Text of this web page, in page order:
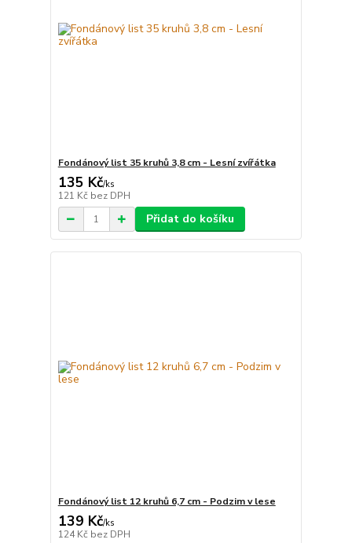
Fondánový list 35 kruhů 3,8 cm - Lesní zvířátka
135 Kč/ks
121 Kč bez DPH
Přidat do košíku
Fondánový list 12 kruhů 6,7 cm - Podzim v lese
139 Kč/ks
124 Kč bez DPH